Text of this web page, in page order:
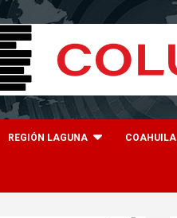
REGIÓN LAGUNA COAHUILA